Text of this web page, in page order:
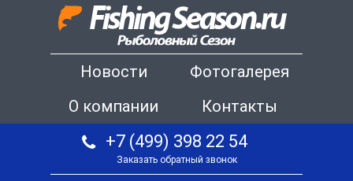
Новости
Фотогалерея
О компании
Контакты
+7 (499) 398 22 54
Заказать обратный звонок